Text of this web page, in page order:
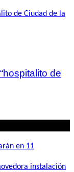
de
en 11
instalación